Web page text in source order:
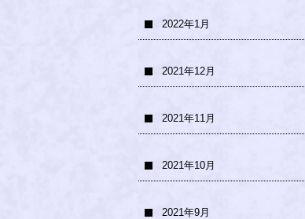
2022年1月
2021年12月
2021年11月
2021年10月
2021年9月